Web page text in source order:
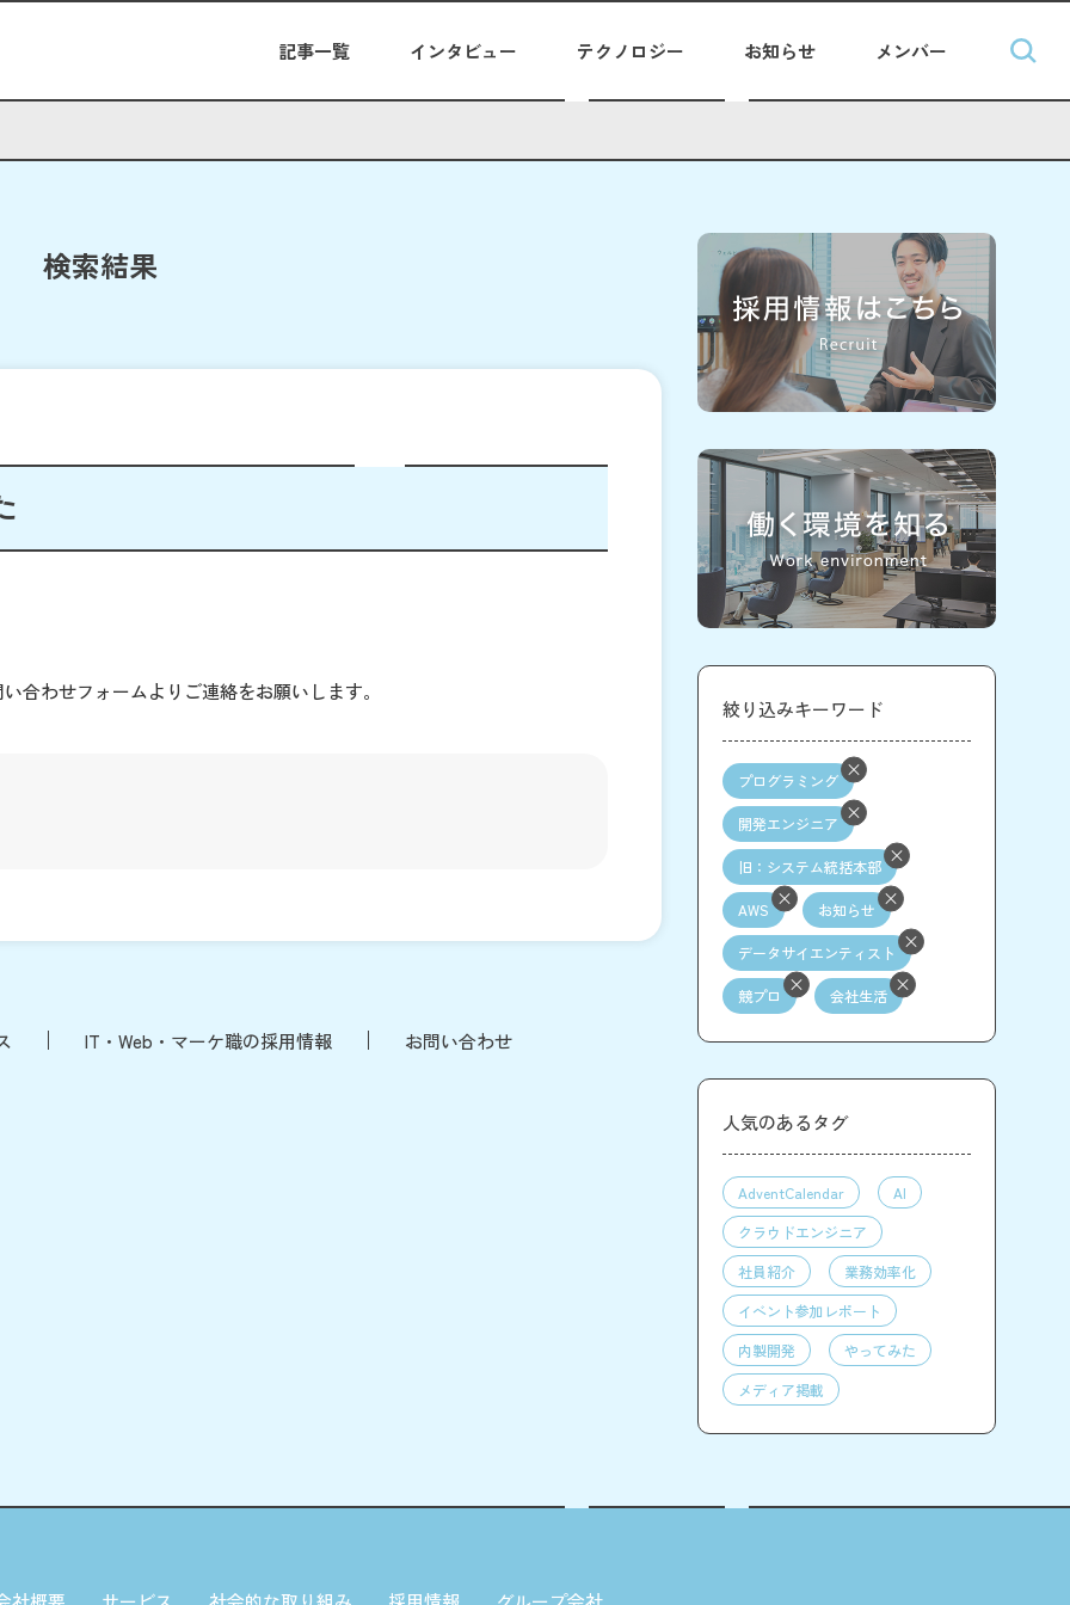
記事一覧 インタビュー テクノロジー お知らせ メンバー
検索結果
合わせフォームよりご連絡をお願いします。
IT・Web・マーケ職の採用情報 お問い合わせ
絞り込みキーワード
プログラミング
開発エンジニア
旧：システム統括本部
AWS お知らせ
データサイエンティスト
競プロ 会社生活
人気のあるタグ
AdventCalendar
AI
クラウドエンジニア
社員紹介
業務効率化
イベント参加レポート
内製開発
やってみた
メディア掲載